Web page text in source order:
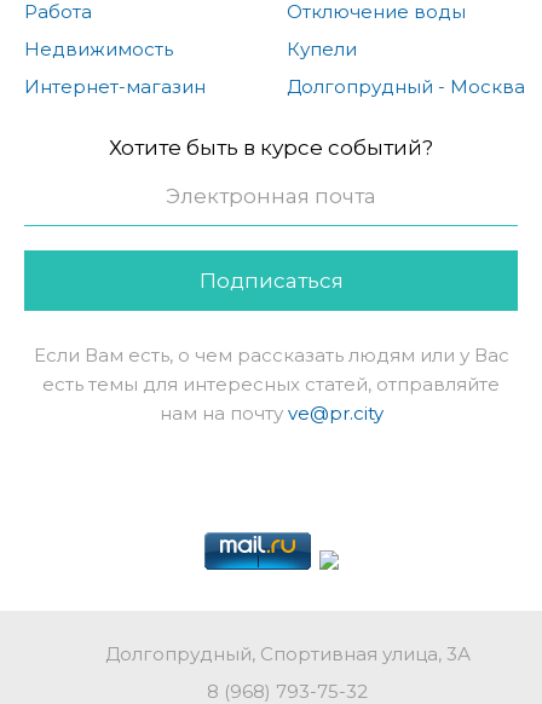
Работа
Недвижимость
Интернет-магазин
Отключение воды
Купели
Долгопрудный - Москва
Хотите быть в курсе событий?
Подписаться
Если Вам есть, о чем рассказать людям или у Вас
есть темы для интересных статей, отправляйте
нам на почту ve@pr.city
Долгопрудный, Спортивная улица, 3А
8 (968) 793-75-32